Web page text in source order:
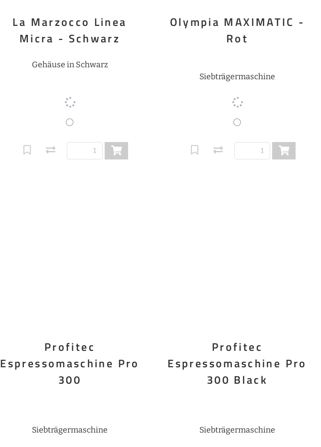
La Marzocco Linea
Micra - Schwarz
Gehäuse in Schwarz
Olympia MAXIMATIC -
Rot
Siebträgermaschine
Profitec
Espressomaschine Pro
300
Siebträgermaschine
Profitec
Espressomaschine Pro
300 Black
Siebträgermaschine